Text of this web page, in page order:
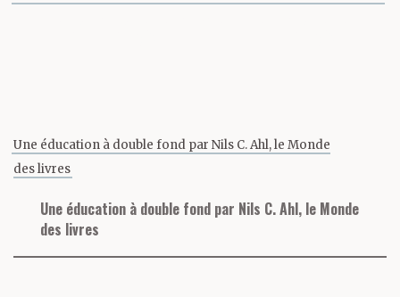
Une éducation à double fond par Nils C. Ahl, le Monde
des livres
Une éducation à double fond par Nils C. Ahl, le Monde
des livres